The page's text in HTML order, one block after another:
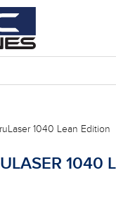
1040 Lean Edition
1040